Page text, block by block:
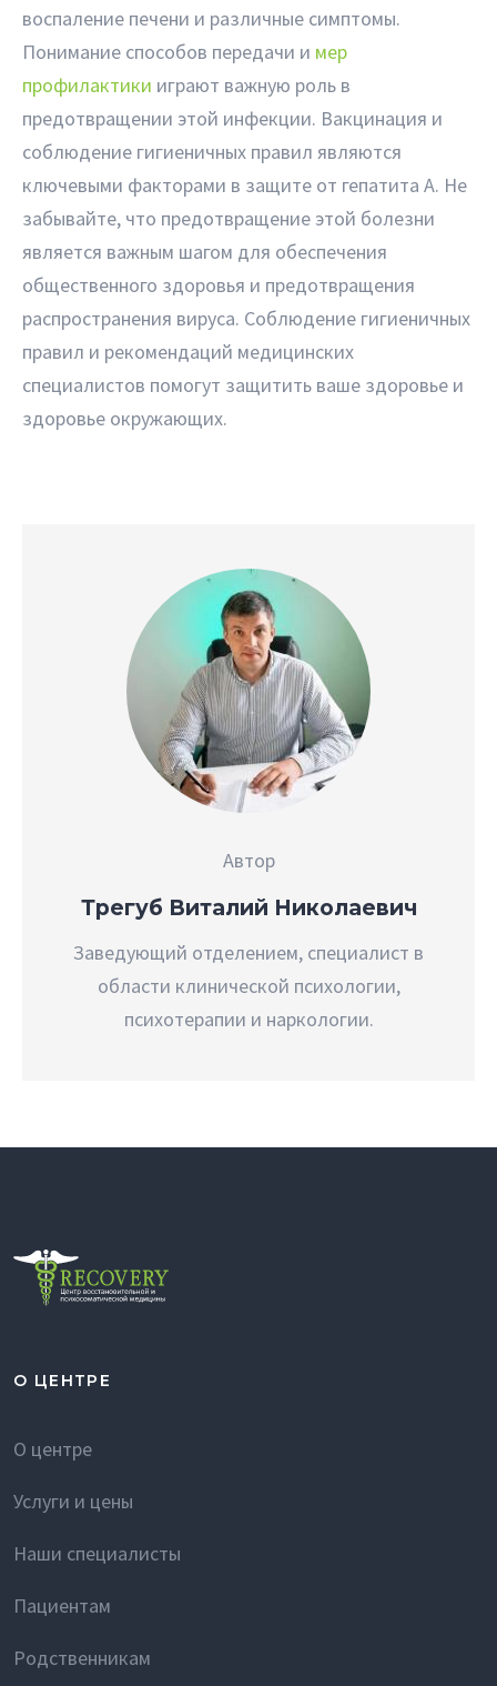
воспаление печени и различные симптомы.
Понимание способов передачи и мер
профилактики играют важную роль в
предотвращении этой инфекции. Вакцинация и
соблюдение гигиеничных правил являются
ключевыми факторами в защите от гепатита A. Не
забывайте, что предотвращение этой болезни
является важным шагом для обеспечения
общественного здоровья и предотвращения
распространения вируса. Соблюдение гигиеничных
правил и рекомендаций медицинских
специалистов помогут защитить ваше здоровье и
здоровье окружающих.
Автор
Трегуб Виталий Николаевич
Заведующий отделением, специалист в
области клинической психологии,
психотерапии и наркологии.
О ЦЕНТРЕ
О центре
Услуги и цены
Наши специалисты
Пациентам
Родственникам